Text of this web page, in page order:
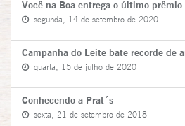
Você na Boa entrega o último prêmio
segunda, 14 de setembro de 2020
Campanha do Leite bate recorde de
quarta, 15 de julho de 2020
Conhecendo a Prat´s
sexta, 21 de setembro de 2018